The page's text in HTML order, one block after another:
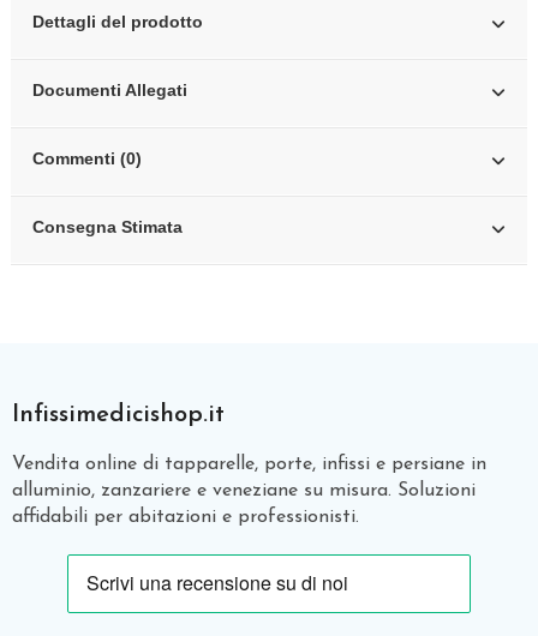
Dettagli del prodotto
Documenti Allegati
Commenti (0)
Consegna Stimata
Infissimedicishop.it
Vendita online di tapparelle, porte, infissi e persiane in
alluminio, zanzariere e veneziane su misura. Soluzioni
affidabili per abitazioni e professionisti.